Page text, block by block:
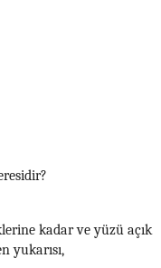
kadar ve yüzü açık
yukarısı,